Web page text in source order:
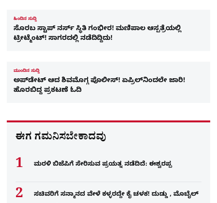
ಹಿಂದಿನ ಸುದ್ದಿ
ಸೊರಬ ಸ್ಟಾಪ್ ನರ್ಸ್​ ಸ್ಥಿತಿ ಗಂಭೀರ​! ಮಣಿಪಾಲ ಆಸ್ಪತ್ರೆಯಲ್ಲಿ
ಟ್ರೀಟ್ಮೆಂಟ್! ಸಾಗರದಲ್ಲಿ ನಡೆದಿದ್ದಿದು!
ಮುಂದಿನ ಸುದ್ದಿ
ಅಪ್​ಡೇಟ್ ಆದ ಶಿವಮೊಗ್ಗ ಪೊಲೀಸ್! ಏಪ್ರಿಲ್​ನಿಂದಲೇ ಜಾರಿ!
ಹೊರಬಿದ್ದ ಪ್ರಕಟಣೆ ಓದಿ
ಈಗ ಗಮನಿಸಬೇಕಾದವು
ಮರಳಿ ಬಿಜೆಪಿಗೆ ಸೇರಿಸುವ ಪ್ರಯತ್ನ ನಡೆದಿದೆ: ಈಶ್ವರಪ್ಪ
ಸಚಿವರಿಗೆ ಸನ್ಮಾನದ ವೇಳೆ ಕಳ್ಳರದ್ದೇ ಕೈ ಚಳಕ! ದುಡ್ಡು , ಮೊಬೈಲ್​